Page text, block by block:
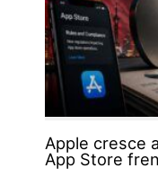
Apple cresce
App Store